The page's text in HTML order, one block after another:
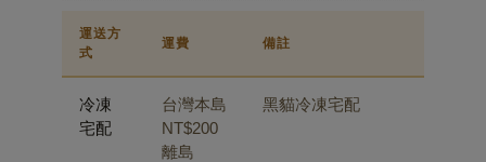
運送方
式
運費 備註
冷凍
宅配
台灣本島
NT$200
離島
黑貓冷凍宅配